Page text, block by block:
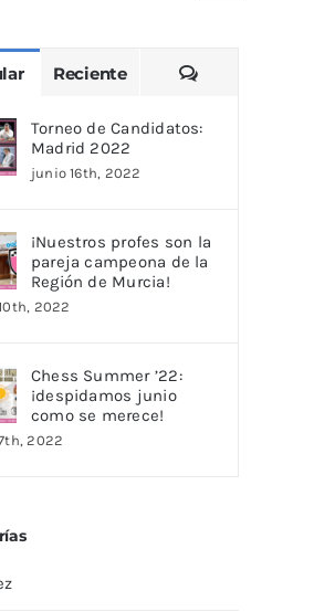
Reciente Comentarios
Torneo de Candidatos:
Madrid 2022
junio 16th, 2022
¡Nuestros profes son la
pareja campeona de la
Región de Murcia!
2022
Chess Summer ’22:
¡despidamos junio
como se merece!
2022